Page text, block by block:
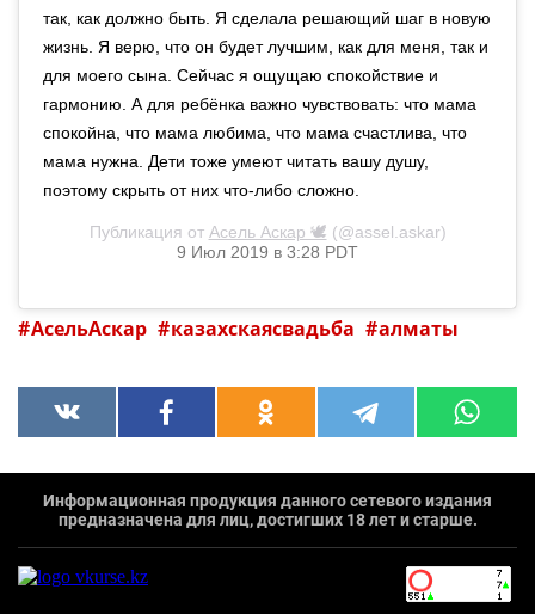
так, как должно быть. Я сделала решающий шаг в новую
жизнь. Я верю, что он будет лучшим, как для меня, так и
для моего сына. Сейчас я ощущаю спокойствие и
гармонию. А для ребёнка важно чувствовать: что мама
спокойна, что мама любима, что мама счастлива, что
мама нужна. Дети тоже умеют читать вашу душу,
поэтому скрыть от них что-либо сложно.
Публикация от Асель Аскар 🕊 (@assel.askar)
9 Июл 2019 в 3:28 PDT
АсельАскар казахскаясвадьба алматы
Информационная продукция данного сетевого издания
предназначена для лиц, достигших 18 лет и старше.